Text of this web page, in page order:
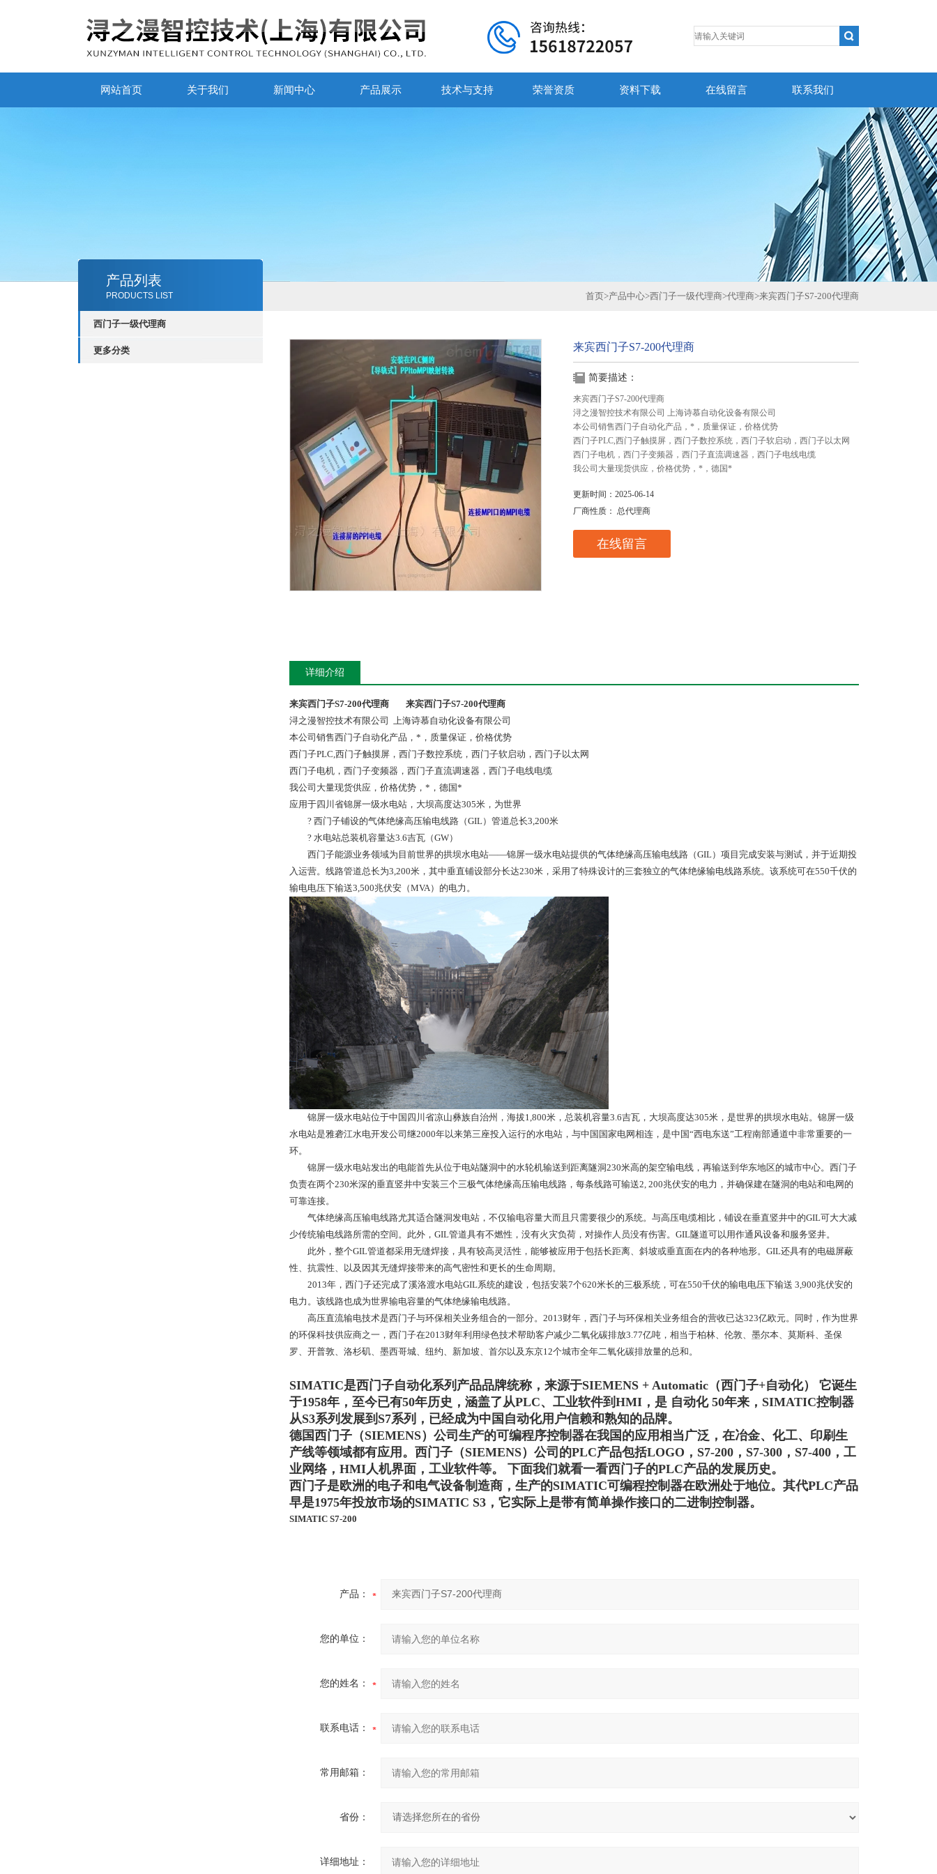
网站首页 关于我们 新闻中心 产品展示 技术与支持 荣誉资质 资料下载 在线留言 联系我们
产品列表
PRODUCTS LIST
西门子一级代理商
更多分类
首页>产品中心>西门子一级代理商>代理商>来宾西门子S7-200代理商
来宾西门子S7-200代理商
简要描述：
来宾西门子S7-200代理商
浔之漫智控技术有限公司 上海诗慕自动化设备有限公司
本公司销售西门子自动化产品，*，质量保证，价格优势
西门子PLC,西门子触摸屏，西门子数控系统，西门子软启动，西门子以太网
西门子电机，西门子变频器，西门子直流调速器，西门子电线电缆
我公司大量现货供应，价格优势，*，德国*
更新时间：2025-06-14
厂商性质： 总代理商
在线留言
详细介绍
来宾西门子S7-200代理商
来宾西门子S7-200代理商
浔之漫智控技术有限公司 上海诗慕自动化设备有限公司
本公司销售西门子自动化产品，*，质量保证，价格优势
西门子PLC,西门子触摸屏，西门子数控系统，西门子软启动，西门子以太网
西门子电机，西门子变频器，西门子直流调速器，西门子电线电缆
我公司大量现货供应，价格优势，*，德国*
应用于四川省锦屏一级水电站，大坝高度达305米，为世界
? 西门子铺设的气体绝缘高压输电线路（GIL）管道总长3,200米
? 水电站总装机容量达3.6吉瓦（GW）
西门子能源业务领域为目前世界的拱坝水电站——锦屏一级水电站提供的气体绝缘高压输电线路（GIL）项目完成安装与测试，并于近期投
入运营。线路管道总长为3,200米，其中垂直铺设部分长达230米，采用了特殊设计的三套独立的气体绝缘输电线路系统。该系统可在550千伏的
输电电压下输送3,500兆伏安（MVA）的电力。
锦屏一级水电站位于中国四川省凉山彝族自治州，海拔1,800米，总装机容量3.6吉瓦，大坝高度达305米，是世界的拱坝水电站。锦屏一级
水电站是雅砻江水电开发公司继2000年以来第三座投入运行的水电站，与中国国家电网相连，是中国“西电东送”工程南部通道中非常重要的一
环。
锦屏一级水电站发出的电能首先从位于电站隧洞中的水轮机输送到距离隧洞230米高的架空输电线，再输送到华东地区的城市中心。西门子
负责在两个230米深的垂直竖井中安装三个三极气体绝缘高压输电线路，每条线路可输送2, 200兆伏安的电力，并确保建在隧洞的电站和电网的
可靠连接。
气体绝缘高压输电线路尤其适合隧洞发电站，不仅输电容量大而且只需要很少的系统。与高压电缆相比，铺设在垂直竖井中的GIL可大大减
少传统输电线路所需的空间。此外，GIL管道具有不燃性，没有火灾负荷，对操作人员没有伤害。GIL隧道可以用作通风设备和服务竖井。
此外，整个GIL管道都采用无缝焊接，具有较高灵活性，能够被应用于包括长距离、斜坡或垂直面在内的各种地形。GIL还具有的电磁屏蔽
性、抗震性、以及因其无缝焊接带来的高气密性和更长的生命周期。
2013年，西门子还完成了溪洛渡水电站GIL系统的建设，包括安装7个620米长的三极系统，可在550千伏的输电电压下输送 3,900兆伏安的
电力。该线路也成为世界输电容量的气体绝缘输电线路。
高压直流输电技术是西门子与环保相关业务组合的一部分。2013财年，西门子与环保相关业务组合的营收已达323亿欧元。同时，作为世界
的环保科技供应商之一，西门子在2013财年利用绿色技术帮助客户减少二氧化碳排放3.77亿吨，相当于柏林、伦敦、墨尔本、莫斯科、圣保
罗、开普敦、洛杉矶、墨西哥城、纽约、新加坡、首尔以及东京12个城市全年二氧化碳排放量的总和。
SIMATIC是西门子自动化系列产品品牌统称，来源于SIEMENS + Automatic（西门子+自动化） 它诞生
于1958年，至今已有50年历史，涵盖了从PLC、工业软件到HMI，是 自动化 50年来，SIMATIC控制器
从S3系列发展到S7系列，已经成为中国自动化用户信赖和熟知的品牌。
德国西门子（SIEMENS）公司生产的可编程序控制器在我国的应用相当广泛，在冶金、化工、印刷生
产线等领域都有应用。西门子（SIEMENS）公司的PLC产品包括LOGO，S7-200，S7-300，S7-400，工
业网络，HMI人机界面 ，工业软件等。 下面我们就看一看西门子的PLC产品的发展历史。
西门子是欧洲的电子和电气设备制造商，生产的SIMATIC可编程控制器在欧洲处于地位。其代PLC产品
早是1975年投放市场的SIMATIC S3，它实际上是带有简单操作接口的二进制控制器。
SIMATIC S7-200
产品：
您的单位：
您的姓名：
联系电话：
常用邮箱：
省份：
详细地址：